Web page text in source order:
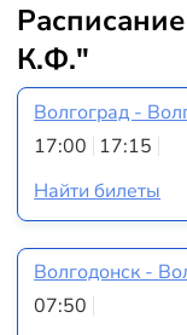
К.Ф."
Волгоград -
17:00 17:15
Найти билеты
Волгодонск -
07:50